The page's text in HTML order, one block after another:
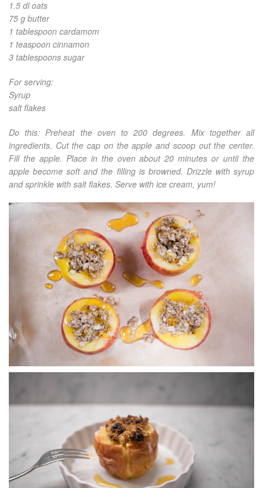
1.5 dl oats
75 g butter
1 tablespoon cardamom
1 teaspoon cinnamon
3 tablespoons sugar
For serving:
Syrup
salt flakes
Do this: Preheat the oven to 200 degrees. Mix together all
ingredients. Cut the cap on the apple and scoop out the center.
Fill the apple. Place in the oven about 20 minutes or until the
apple become soft and the filling is browned. Drizzle with syrup
and sprinkle with salt flakes. Serve with ice cream, yum!